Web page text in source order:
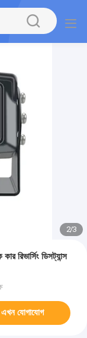
2/3
রিভার্সিং ডিসট্যান্স
এখন যোগাযোগ